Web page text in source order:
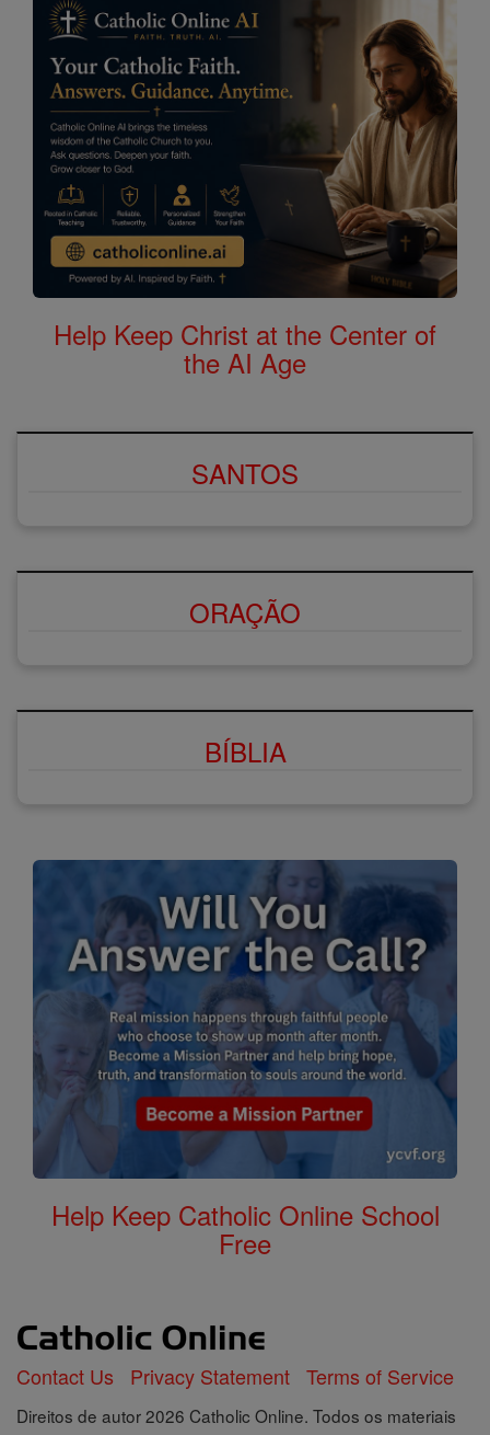
Help Keep Christ at the Center of
the AI Age
SANTOS
ORAÇÃO
BÍBLIA
Help Keep Catholic Online School
Free
Contact Us Privacy Statement Terms of Service
Direitos de autor 2026 Catholic Online. Todos os materiais